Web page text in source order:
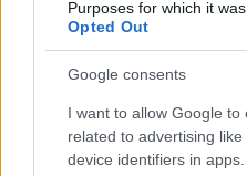
Purposes for which it was
Opted Out
Google consents
I want to allow Google to
related to advertising
device identifiers in apps.
a mozikba a Universal
Him.
21.65%
Szeptemberben tűzik